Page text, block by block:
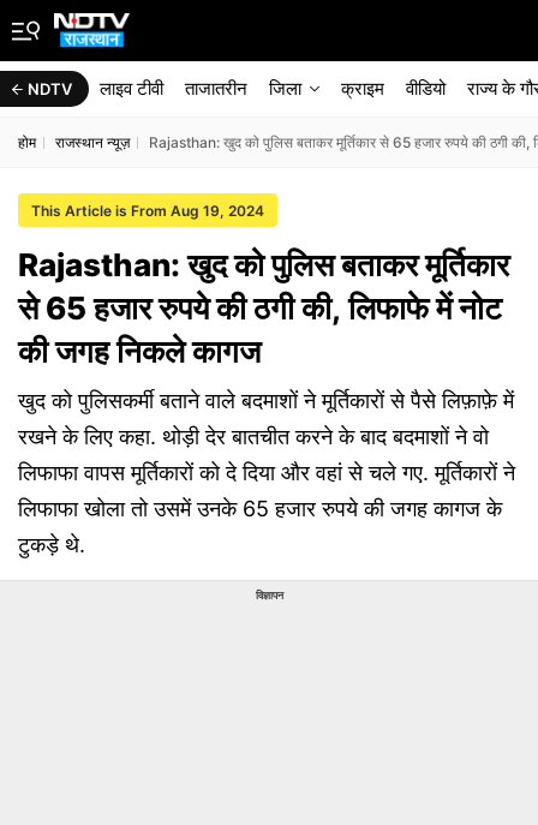
NDTV लाइव टीवी ताजातरीन जिला क्राइम वीडियो राज्‍य के
होम राजस्थान न्यूज़ Rajasthan: खुद को पुलिस बताकर मूर्तिकार से 65 हजार रुपये की ठगी
This Article is From Aug 19, 2024
Rajasthan: खुद को पुलिस बताकर मूर्तिकार
से 65 हजार रुपये की ठगी की, लिफाफे में नोट
की जगह निकले कागज
खुद को पुलिसकर्मी बताने वाले बदमाशों ने मूर्तिकारों से पैसे लिफ़ाफ़े में
रखने के लिए कहा. थोड़ी देर बातचीत करने के बाद बदमाशों ने वो
लिफाफा वापस मूर्तिकारों को दे दिया और वहां से चले गए. मूर्तिकारों ने
लिफाफा खोला तो उसमें उनके 65 हजार रुपये की जगह कागज के
टुकड़े थे.
विज्ञापन